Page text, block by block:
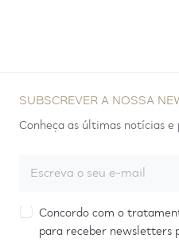
SUBSCREVER A NOSSA
Conheça as últimas notícias
Concordo com o
para receber newsletters